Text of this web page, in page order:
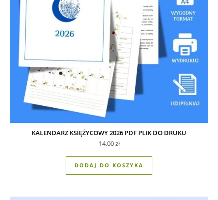
KALENDARZ KSIĘŻYCOWY 2026 PDF PLIK DO DRUKU
14,00zł
DODAJ DO KOSZYKA